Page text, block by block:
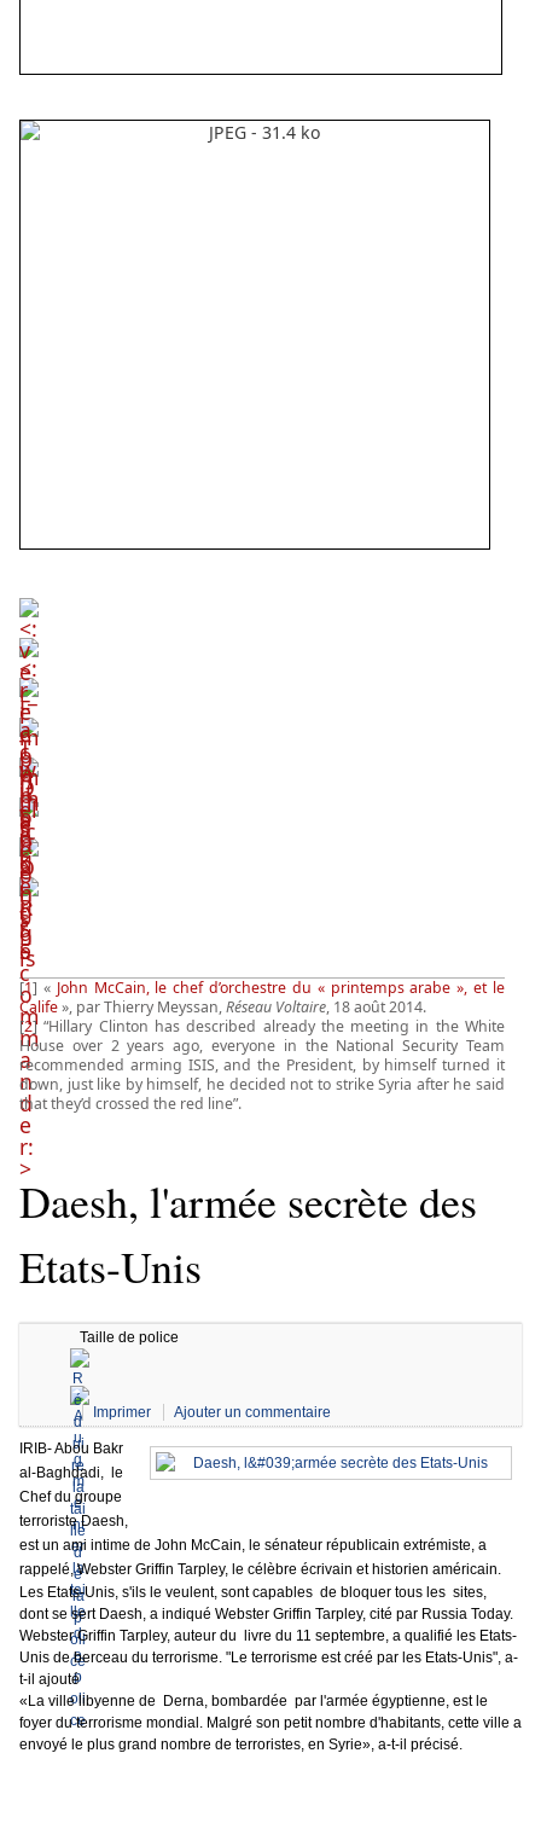
[1] « John McCain, le chef d’orchestre du « printemps arabe », et le
Calife», par Thierry Meyssan,Réseau Voltaire, 18 août 2014.
[2] “Hillary Clinton has described already the meeting in the White
House over 2 years ago, everyone in the National Security Team
recommended arming ISIS, and the President, by himself turned it
down, just like by himself, he decided not to strike Syria after he said
that they’d crossed the red line”.
Daesh, l'armée secrète des
Etats-Unis
Taille de police
Imprimer Ajouter un commentaire
IRIB- Abou Bakr
al-Baghdadi, le
Chef du groupe
terroriste Daesh,
est un ami intime de John McCain, le sénateur républicain extrémiste, a
rappelé, Webster Griffin Tarpley, le célèbre écrivain et historien américain.
Les Etats-Unis, s'ils le veulent, sont capables de bloquer tous les sites,
dont se sert Daesh, a indiqué Webster Griffin Tarpley, cité par Russia Today.
Webster Griffin Tarpley, auteur du livre du 11 septembre, a qualifié les Etats-
Unis de berceau du terrorisme. "Le terrorisme est créé par les Etats-Unis", a-
t-il ajouté
«La ville libyenne de Derna, bombardée par l'armée égyptienne, est le
foyer du terrorisme mondial. Malgré son petit nombre d'habitants, cette ville a
envoyé le plus grand nombre de terroristes, en Syrie», a-t-il précisé.